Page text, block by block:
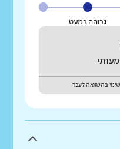
גבוהה במעט
בהשוואה לעבר